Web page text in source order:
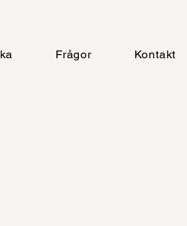
Frågor Kontakt